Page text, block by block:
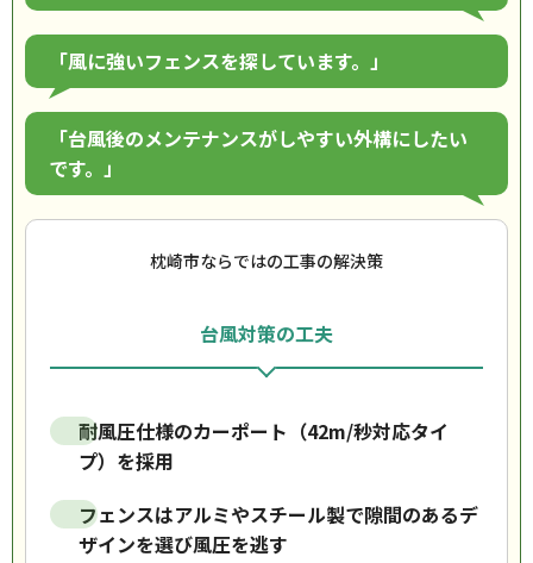
「風に強いフェンスを探しています。」
「台風後のメンテナンスがしやすい外構にしたい
です。」
枕崎市ならではの工事の解決策
台風対策の工夫
耐風圧仕様のカーポート（42m/秒対応タイ
プ）を採用
フェンスはアルミやスチール製で隙間のあるデ
ザインを選び風圧を逃す